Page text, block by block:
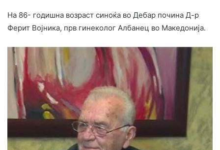
На 86- годишна возраст синоќа во Дебар почина Д-р
Ферит Војника, прв гинеколог Албанец во Македонија.